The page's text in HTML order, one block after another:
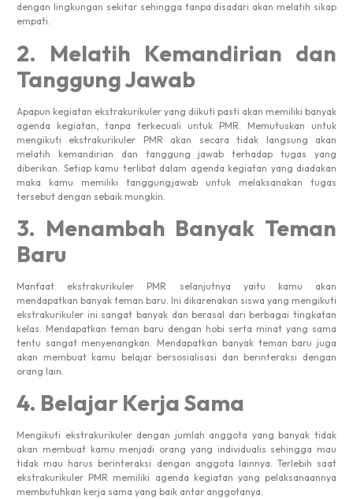
dengan lingkungan sekitar sehingga tanpa disadari akan melatih sikap
empati.
2. Melatih Kemandirian dan
Tanggung Jawab
Apapun kegiatan ekstrakurikuler yang diikuti pasti akan memiliki banyak
agenda kegiatan, tanpa terkecuali untuk PMR. Memutuskan untuk
mengikuti ekstrakurikuler PMR akan secara tidak langsung akan
melatih kemandirian dan tanggung jawab terhadap tugas yang
diberikan. Setiap kamu terlibat dalam agenda kegiatan yang diadakan
maka kamu memiliki tanggungjawab untuk melaksanakan tugas
tersebut dengan sebaik mungkin.
3. Menambah Banyak Teman
Baru
Manfaat ekstrakurikuler PMR selanjutnya yaitu kamu akan
mendapatkan banyak teman baru. Ini dikarenakan siswa yang mengikuti
ekstrakurikuler ini sangat banyak dan berasal dari berbagai tingkatan
kelas. Mendapatkan teman baru dengan hobi serta minat yang sama
tentu sangat menyenangkan. Mendapatkan banyak teman baru juga
akan membuat kamu belajar bersosialisasi dan berinteraksi dengan
orang lain.
4. Belajar Kerja Sama
Mengikuti ekstrakurikuler dengan jumlah anggota yang banyak tidak
akan membuat kamu menjadi orang yang individualis sehingga mau
tidak mau harus berinteraksi dengan anggota lainnya. Terlebih saat
ekstrakurikuler PMR memiliki agenda kegiatan yang pelaksanaannya
membutuhkan kerja sama yang baik antar anggotanya.